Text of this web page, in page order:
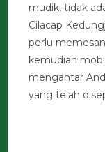
mudik, tidak
Cilacap
perlu
kemudian
mengantar
yang telah